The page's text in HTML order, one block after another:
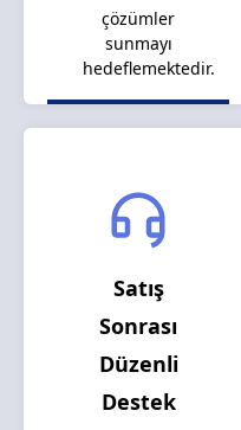
çözümler
sunmayı
hedeflemektedir.
Satış
Sonrası
Düzenli
Destek